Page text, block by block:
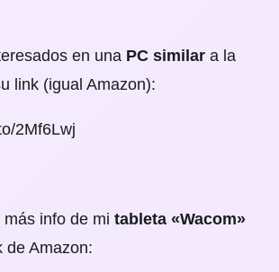
en una PC similar a la
link (igual Amazon):
2Mf6Lwj
info de mi tableta «Wacom»
de Amazon: